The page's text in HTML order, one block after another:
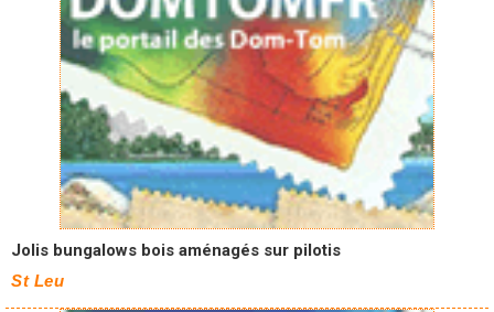
Jolis bungalows bois aménagés sur pilotis
St Leu